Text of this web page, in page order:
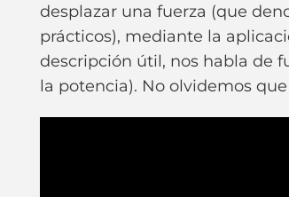
desplazar una fuerza (que
prácticos), mediante la
descripción útil, nos habla de
la potencia). No olvidemos